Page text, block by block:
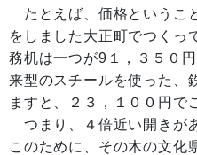
たとえば、価格というこ
をしました大正町でつくっ
務机は一つが9１，３５０
来型のスチールを使った、
ますと、２３，１００円で
つまり、４倍近い開きが
このために、その木の文化